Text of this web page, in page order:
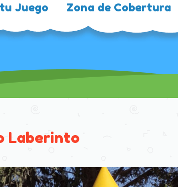
Juego Zona de Cobertura
Laberinto